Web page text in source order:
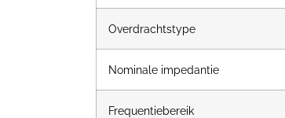
Overdrachtstype
Nominale impedantie
Frequentiebereik